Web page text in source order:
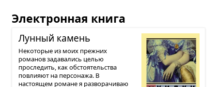
Электронная книга
Лун­ный камень
Некоторые из моих прежних
романов задавались целью
проследить, как обстоятельства
повлияют на персонажа. В
настоящем романе я разворачиваю